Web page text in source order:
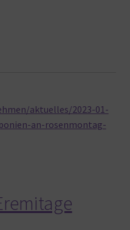
aktuelles/2023-01-
an-rosenmontag-